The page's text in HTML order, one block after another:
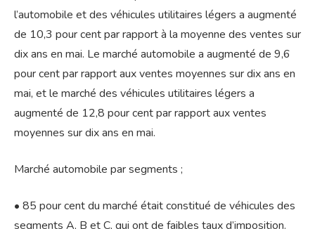
l’automobile et des véhicules utilitaires légers a augmenté
de 10,3 pour cent par rapport à la moyenne des ventes sur
dix ans en mai. Le marché automobile a augmenté de 9,6
pour cent par rapport aux ventes moyennes sur dix ans en
mai, et le marché des véhicules utilitaires légers a
augmenté de 12,8 pour cent par rapport aux ventes
moyennes sur dix ans en mai.
Marché automobile par segments ;
• 85 pour cent du marché était constitué de véhicules des
segments A, B et C, qui ont de faibles taux d’imposition.